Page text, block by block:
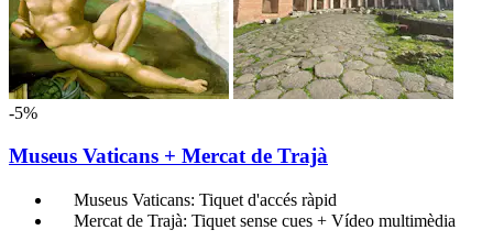
-5%
Museus Vaticans + Mercat de Trajà
Museus Vaticans: Tiquet d'accés ràpid
Mercat de Trajà: Tiquet sense cues + Vídeo multimèdia